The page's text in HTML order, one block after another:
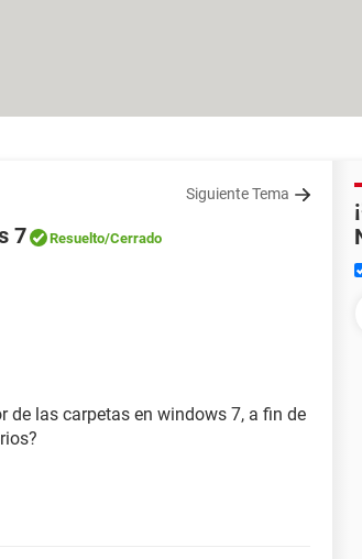
Siguiente Tema
7 Resuelto/Cerrado
de las carpetas en windows 7, a fin de